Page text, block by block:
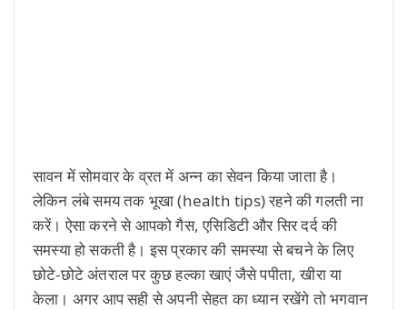
सावन में सोमवार के व्रत में अन्न का सेवन किया जाता है।
लेकिन लंबे समय तक भूखा (health tips) रहने की गलती ना
करें। ऐसा करने से आपको गैस, एसिडिटी और सिर दर्द की
समस्या हो सकती है। इस प्रकार की समस्या से बचने के लिए
छोटे-छोटे अंतराल पर कुछ हल्का खाएं जैसे पपीता, खीरा या
केला। अगर आप सही से अपनी सेहत का ध्यान रखेंगे तो भगवान